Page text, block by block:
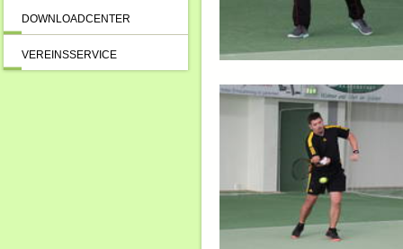
DOWNLOADCENTER
VEREINSSERVICE